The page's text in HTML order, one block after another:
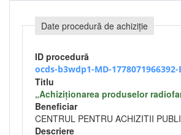
Date procedură de achiziție
ID procedură
ocds-b3wdp1-MD-1778071966392-
Titlu
„Achiziționarea produselor
Beneficiar
CENTRUL PENTRU ACHIZITII
Descriere